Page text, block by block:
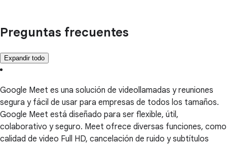
Preguntas frecuentes
Expandir todo
Google Meet es una solución de videollamadas y reuniones
segura y fácil de usar para empresas de todos los tamaños.
Google Meet está diseñado para ser flexible, útil,
colaborativo y seguro. Meet ofrece diversas funciones, como
calidad de video Full HD, cancelación de ruido y subtítulos